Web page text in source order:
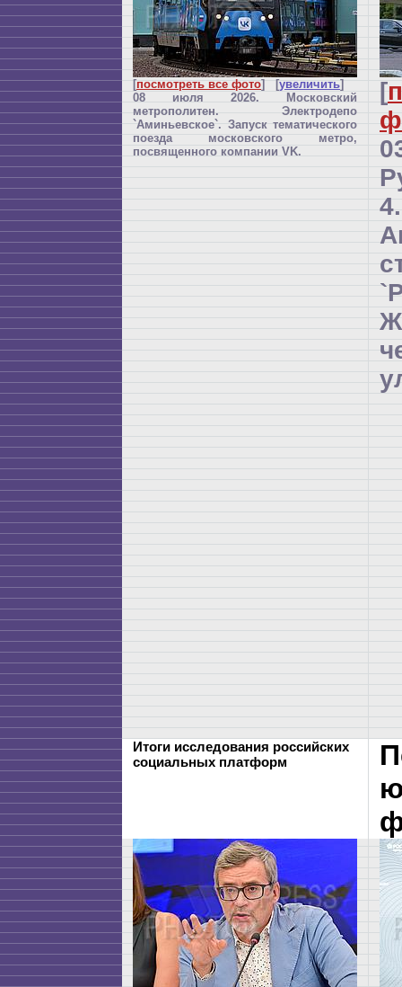
[посмотреть все фото] [увеличить]
08 июля 2026. Московский
метрополитен. Электродепо
`Аминьевское`. Запуск тематического
поезда московского метро,
посвященного компании VK.
[
4.
Итоги исследования российских
социальных платформ